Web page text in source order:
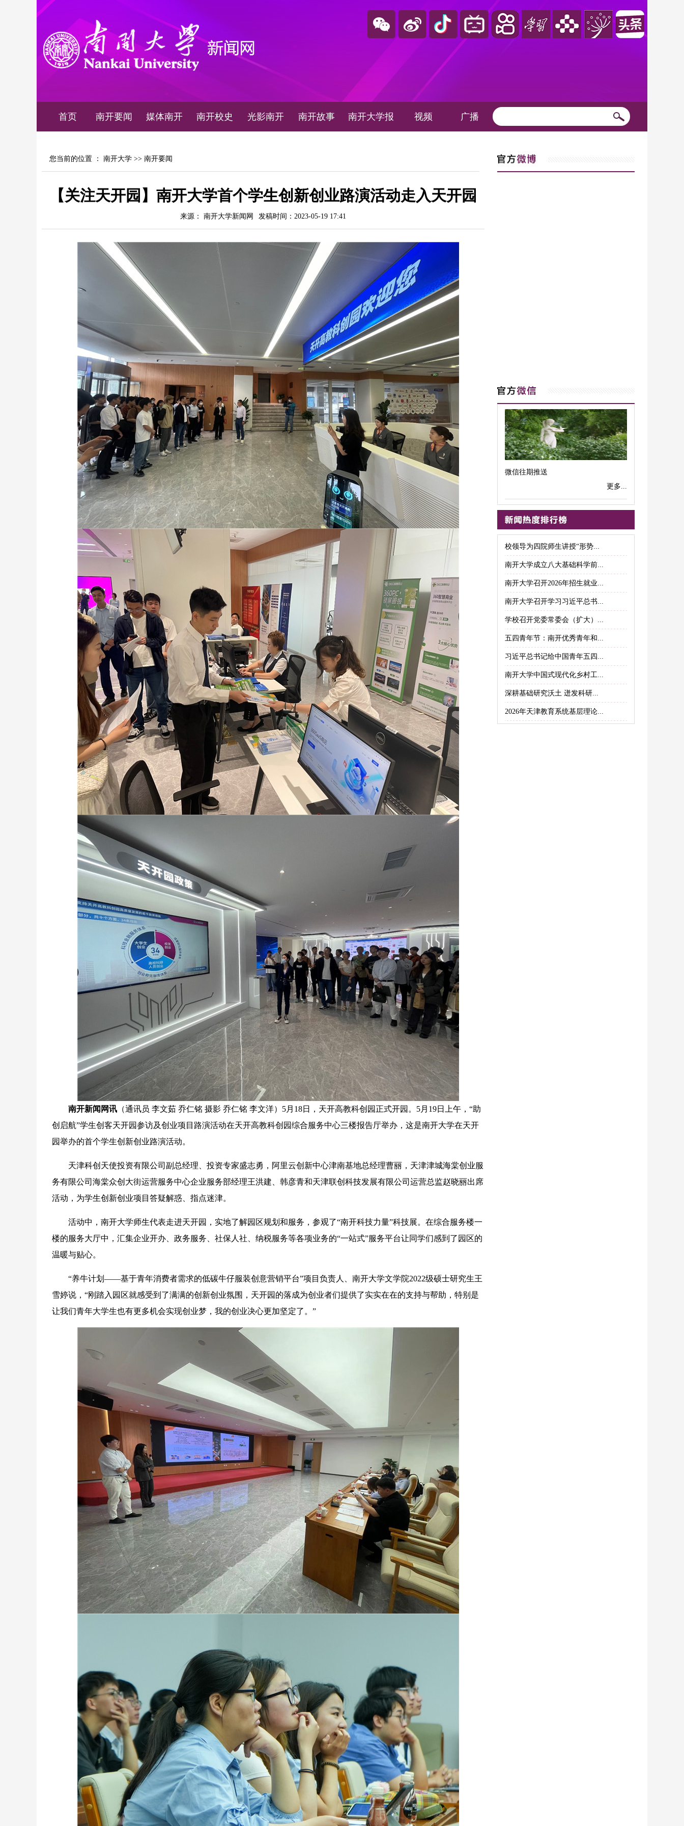
首页 南开要闻 媒体南开 南开校史 光影南开 南开故事 南开大学报 视频 广播
您当前的位置 ： 南开大学 >> 南开要闻
【关注天开园】南开大学首个学生创新创业路演活动走入天开园
来源： 南开大学新闻网 发稿时间：2023-05-19 17:41
南开新闻网讯 （通讯员 李文茹 乔仁铭 摄影 乔仁铭 李文洋）5月18日，天开高教科创园正式开园。5月19日上午，“助
创启航”学生创客天开园参访及创业项目路演活动在天开高教科创园综合服务中心三楼报告厅举办，这是南开大学在天开
园举办的首个学生创新创业路演活动。
天津科创天使投资有限公司副总经理、投资专家盛志勇，阿里云创新中心津南基地总经理曹丽，天津津城海棠创业服
务有限公司海棠众创大街运营服务中心企业服务部经理王洪建、韩彦青和天津联创科技发展有限公司运营总监赵晓丽出席
活动，为学生创新创业项目答疑解惑、指点迷津。
活动中，南开大学师生代表走进天开园，实地了解园区规划和服务，参观了“南开科技力量”科技展。在综合服务楼一
楼的服务大厅中，汇集企业开办、政务服务、社保人社、纳税服务等各项业务的“一站式”服务平台让同学们感到了园区的
温暖与贴心。
“养牛计划——基于青年消费者需求的低碳牛仔服装创意营销平台”项目负责人、南开大学文学院2022级硕士研究生王
雪婷说，“刚踏入园区就感受到了满满的创新创业氛围，天开园的落成为创业者们提供了实实在在的支持与帮助，特别是
让我们青年大学生也有更多机会实现创业梦，我的创业决心更加坚定了。”
微信往期推送
更多...
校领导为四院师生讲授“形势...
南开大学成立八大基础科学前...
南开大学召开2026年招生就业...
南开大学召开学习习近平总书...
学校召开党委常委会（扩大）...
五四青年节：南开优秀青年和...
习近平总书记给中国青年五四...
南开大学中国式现代化乡村工...
深耕基础研究沃土 迸发科研...
2026年天津教育系统基层理论...